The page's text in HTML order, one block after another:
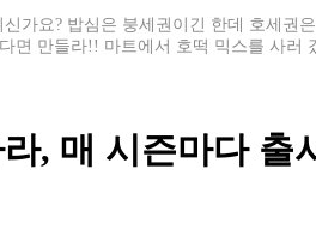
가요? 밥심은 붕세권이긴 한데 호세권
면 만들라!! 마트에서 호떡 믹스를 사러
, 매 시즌마다 출